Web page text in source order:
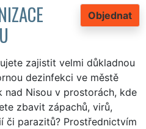
Objednat
zajistit velmi důkladnou
dezinfekci ve městě
nad Nisou v prostorách, kde
zbavit zápachů, virů,
či parazitů? Prostřednictvím